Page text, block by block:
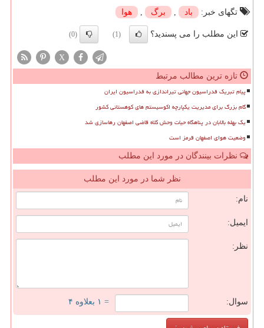
تگهای خبر:
باد , برگ , هوا
این مطلب را می پسندید؟ (1)
(0)
X
تازه ترین مطالب مرتبط
پیام تبریک فدراسیون جهانی تیراندازی به فدراسیون ایران
گام بزرگ برای مدیریت یکپارچه اکوسیستم های کوهستانی کشور
یک بهله بالابان در پناهگاه حیات وحش کلاه قاضی اصفهان رهاسازی شد
وضعیت هوای اصفهان قرمز است
نظرات بینندگان در مورد این مطلب
نظر شما در مورد این مطلب
نام:
ایمیل:
نظر:
سوال: = ۱ بعلاوه ۴